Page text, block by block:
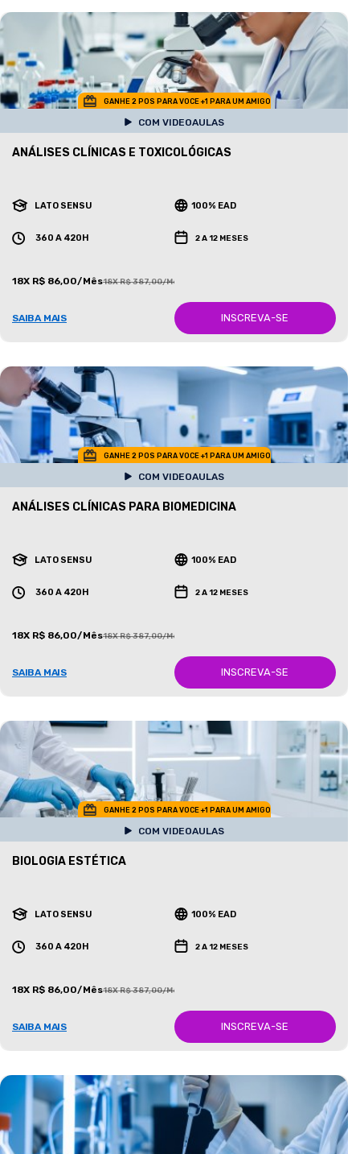
GANHE 2 POS PARA VOCE +1 PARA UM AMIGO
COM VIDEOAULAS
ANÁLISES CLÍNICAS E TOXICOLÓGICAS
LATO SENSU 100% EAD
360 A 420H 2 A 12 MESES
18X R$ 86,00/Mês18X R$ 387,00/Mês
SAIBA MAIS INSCREVA-SE
GANHE 2 POS PARA VOCE +1 PARA UM AMIGO
COM VIDEOAULAS
ANÁLISES CLÍNICAS PARA BIOMEDICINA
LATO SENSU 100% EAD
360 A 420H 2 A 12 MESES
18X R$ 86,00/Mês18X R$ 387,00/Mês
SAIBA MAIS INSCREVA-SE
GANHE 2 POS PARA VOCE +1 PARA UM AMIGO
COM VIDEOAULAS
BIOLOGIA ESTÉTICA
LATO SENSU 100% EAD
360 A 420H 2 A 12 MESES
18X R$ 86,00/Mês18X R$ 387,00/Mês
SAIBA MAIS INSCREVA-SE